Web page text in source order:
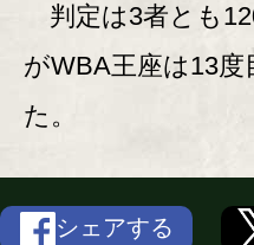
判定は3者とも
がWBA王座は13
た。
シェアする